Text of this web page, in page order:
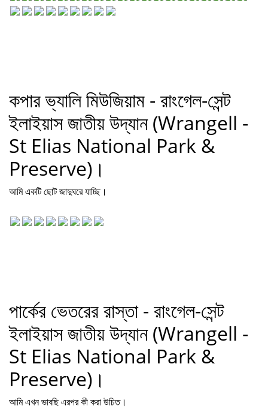
কপার ভ্যালি মিউজিয়াম - রাংগেল-সেন্ট
ইলাইয়াস জাতীয় উদ্যান (Wrangell -
St Elias National Park &
Preserve)।
আমি একটি ছোট জাদুঘরে যাচ্ছি।
পার্কের ভেতরের রাস্তা - রাংগেল-সেন্ট
ইলাইয়াস জাতীয় উদ্যান (Wrangell -
St Elias National Park &
Preserve)।
আমি এখন ভাবছি এরপর কী করা উচিত।